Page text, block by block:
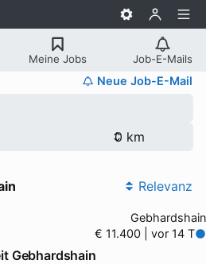
Meine Jobs Job-E-Mails
Neue Job-E-Mail
Relevanz
Gebhardshain
€ 11.400 | vor 14 T
Gebhardshain